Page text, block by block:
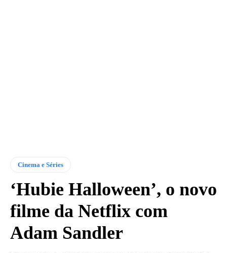
Cinema e Séries
‘Hubie Halloween’, o novo
filme da Netflix com
Adam Sandler